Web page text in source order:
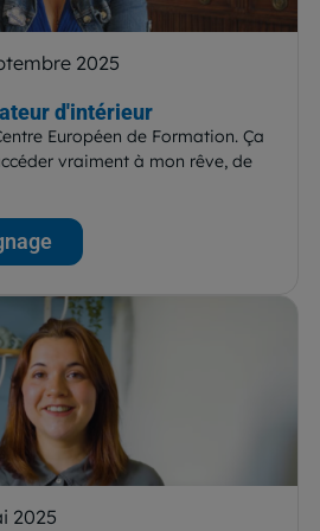
2025
d'intérieur
Européen de Formation. Ça
vraiment à mon rêve, de
2025